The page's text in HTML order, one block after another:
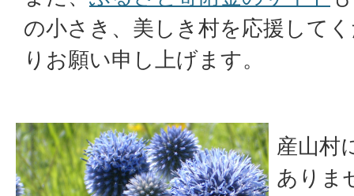
の小さき、美しき村を応援して
りお願い申し上げます。
産山村
ありま